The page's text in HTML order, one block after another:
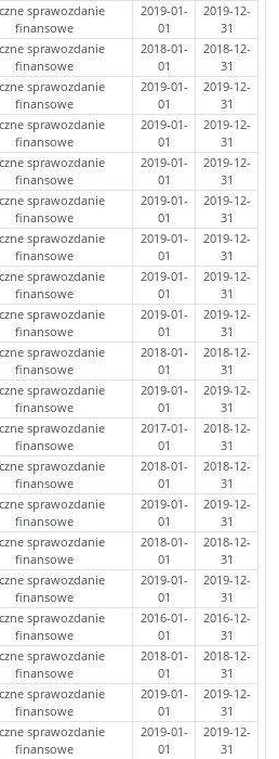
sprawozdanie
finansowe
2019-01-
01
2019-12-
31
sprawozdanie
finansowe
2018-01-
01
2018-12-
31
sprawozdanie
finansowe
2019-01-
01
2019-12-
31
sprawozdanie
finansowe
2019-01-
01
2019-12-
31
sprawozdanie
finansowe
2019-01-
01
2019-12-
31
sprawozdanie
finansowe
2019-01-
01
2019-12-
31
sprawozdanie
finansowe
2019-01-
01
2019-12-
31
sprawozdanie
finansowe
2019-01-
01
2019-12-
31
sprawozdanie
finansowe
2019-01-
01
2019-12-
31
sprawozdanie
finansowe
2018-01-
01
2018-12-
31
sprawozdanie
finansowe
2019-01-
01
2019-12-
31
sprawozdanie
finansowe
2017-01-
01
2018-12-
31
sprawozdanie
finansowe
2018-01-
01
2018-12-
31
sprawozdanie
finansowe
2019-01-
01
2019-12-
31
sprawozdanie
finansowe
2018-01-
01
2018-12-
31
sprawozdanie
finansowe
2019-01-
01
2019-12-
31
sprawozdanie
finansowe
2016-01-
01
2016-12-
31
sprawozdanie
finansowe
2018-01-
01
2018-12-
31
sprawozdanie
finansowe
2019-01-
01
2019-12-
31
sprawozdanie
finansowe
2019-01-
01
2019-12-
31